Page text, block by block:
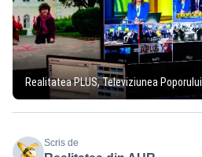
Realitatea PLUS, Televiziunea Poporului
Scris de